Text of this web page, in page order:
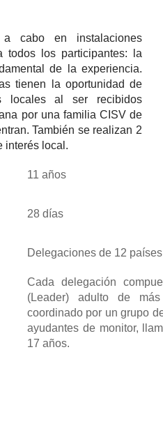
cabo en instalaciones
todos los participantes: la
de la experiencia.
tienen la oportunidad de
locales al ser recibidos
por una familia CISV de
También se realizan 2
interés local.
11 años
28 días
Delegaciones de 12 países
Cada delegación
(Leader) adulto de
coordinado por un grupo
ayudantes de monitor,
17 años.